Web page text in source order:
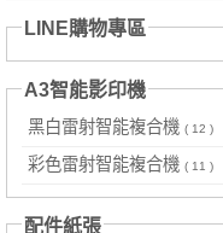
LINE購物專區
A3智能影印機
黑白雷射智能複合機 ( 12 )
彩色雷射智能複合機 ( 11 )
配件紙張